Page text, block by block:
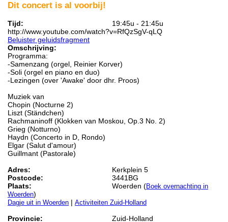
Dit concert is al voorbij!
Tijd:
19:45u - 21:45u
http://www.youtube.com/watch?v=RfQzSgV-qLQ
Beluister geluidsfragment
Omschrijving:
Programma:
-Samenzang (orgel, Reinier Korver)
-Soli (orgel en piano en duo)
-Lezingen (over 'Awake' door dhr. Proos)
Muziek van
Chopin (Nocturne 2)
Liszt (Ständchen)
Rachmaninoff (Klokken van Moskou, Op.3 No. 2)
Grieg (Notturno)
Haydn (Concerto in D, Rondo)
Elgar (Salut d'amour)
Guillmant (Pastorale)
Adres:
Kerkplein 5
Postcode:
3441BG
Plaats:
Woerden (Boek overnachting in
Woerden)
Dagje uit in Woerden | Activiteiten Zuid-Holland
Provincie:
Zuid-Holland